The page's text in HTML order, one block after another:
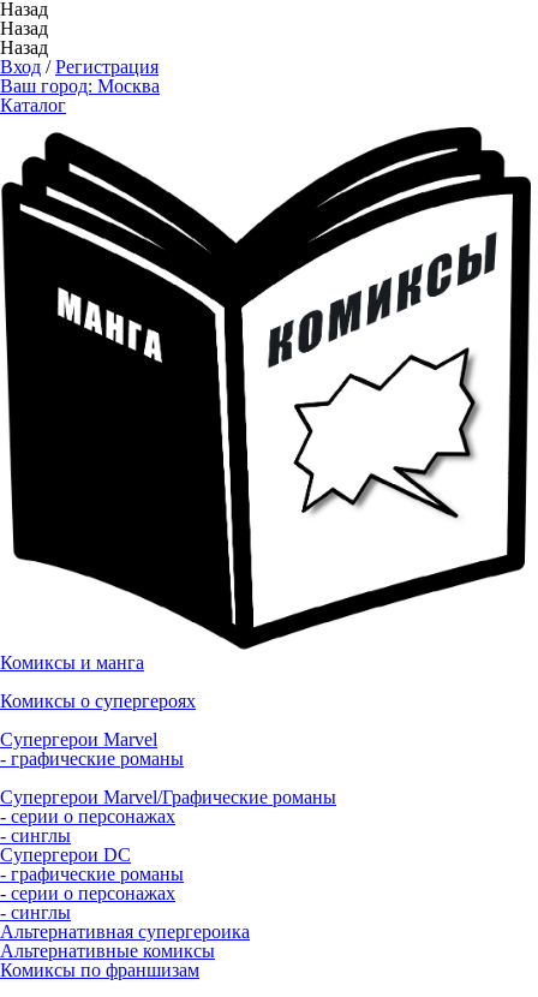
Назад
Назад
Назад
Вход /Регистрация
Ваш город: Москва
Каталог
Комиксы и манга
Комиксы о супергероях
Супергерои Marvel
- графические романы
Супергерои Marvel/Графические романы
- серии о персонажах
- синглы
Супергерои DC
- графические романы
- серии о персонажах
- синглы
Альтернативная супергероика
Альтернативные комиксы
Комиксы по франшизам